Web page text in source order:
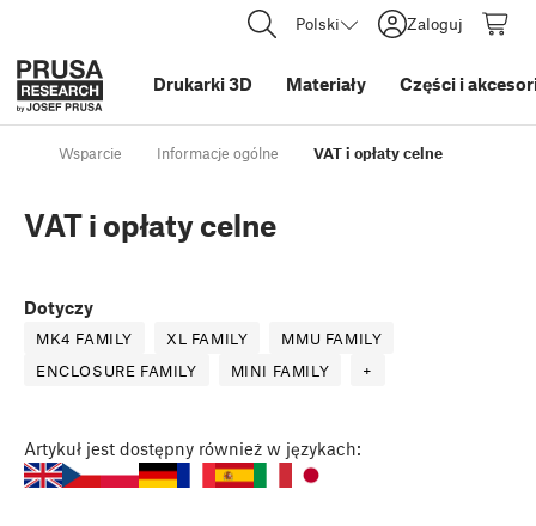
Polski Zaloguj
Drukarki 3D Materiały Części i
Wsparcie Informacje ogólne VAT i opłaty celne
VAT i opłaty celne
Dotyczy
MK4 FAMILY XL FAMILY
MMU FAMILY
ENCLOSURE FAMILY
MINI FAMILY +
Artykuł jest dostępny również w językach: